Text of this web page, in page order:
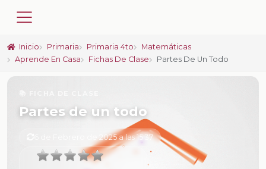
Inicio Primaria Primaria 4to
Matemáticas
Aprende En Casa
Fichas De Clase Partes De Un Todo
Partes de un todo
6 de Febrero de 2025 a las 15:37